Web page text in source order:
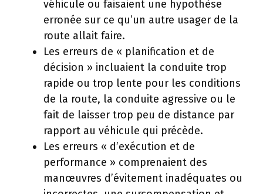
véhicule ou faisaient une hypothèse
erronée sur ce qu’un autre usager de la
route allait faire.
Les erreurs de « planification et de
décision » incluaient la conduite trop
rapide ou trop lente pour les conditions
de la route, la conduite agressive ou le
fait de laisser trop peu de distance par
rapport au véhicule qui précède.
Les erreurs « d’exécution et de
performance » comprenaient des
manœuvres d’évitement inadéquates ou